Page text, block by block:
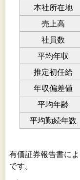
本社所在地
売上高
社員数
平均年収
推定初任給
年収偏差値
平均年齢
平均勤続年数
有価証券報告書に
です。